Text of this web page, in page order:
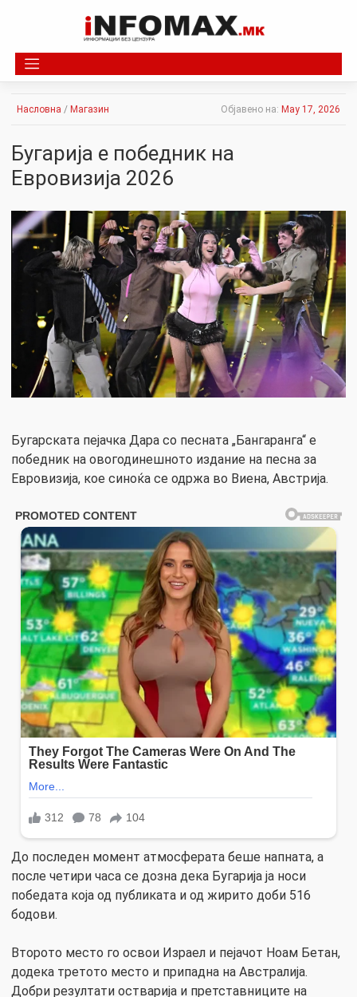
Насловна / Магазин Објавено на: May 17, 2026
Бугарија е победник на
Евровизија 2026
Бугарската пејачка Дара со песната „Бангаранга“ е
победник на овогодинешното издание на песна за
Евровизија, кое синоќа се одржа во Виена, Австрија.
До последен момент атмосферата беше напната, а
после четири часа се дозна дека Бугарија ја носи
победата која од публиката и од жирито доби 516
бодови.
Второто место го освои Израел и пејачот Ноам Бетан,
додека третото место и припадна на Австралија.
Добри резултати остварија и претставниците на